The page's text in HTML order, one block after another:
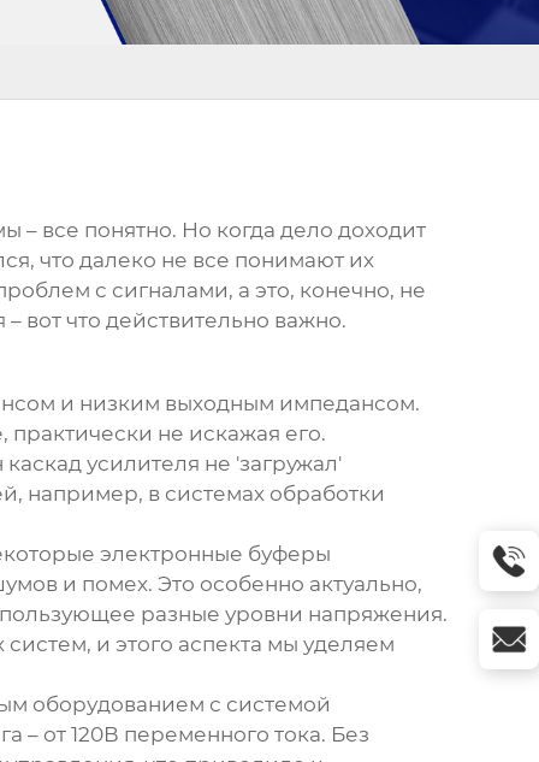
– все понятно. Но когда дело доходит
что далеко не все понимают их
с сигналами, а это, конечно, не
вот что действительно важно.
и низким выходным импедансом.
практически не искажая его.
усилителя не 'загружал'
например, в системах обработки
электронные буферы
и помех. Это особенно актуально,
разные уровни напряжения.
и этого аспекта мы уделяем
оборудованием с системой
– от 120В переменного тока. Без